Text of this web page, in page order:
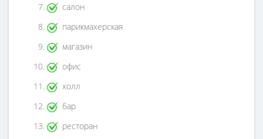
салон
парикмахерская
магазин
офис
холл
бар
ресторан